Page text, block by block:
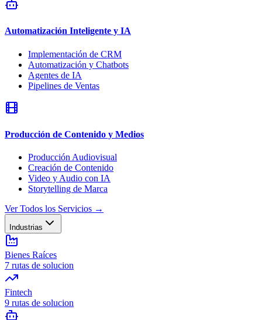
Automatización Inteligente y IA
Implementación de CRM
Automatización y Chatbots
Agentes de IA
Pipelines de Ventas
Producción de Contenido y Medios
Producción Audiovisual
Creación de Contenido
Video y Audio con IA
Storytelling de Marca
Ver Todos los Servicios →
Industrias
Bienes Raíces
7 rutas de solucion
Fintech
9 rutas de solucion